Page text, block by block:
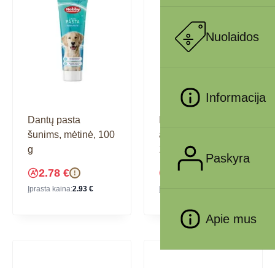
Nuolaidos
Informacija
Paskyra
Apie mus
Dantų pasta
šunims, mėtinė, 100
g
2.78 € !
Įprasta kaina:2.93 €
akvariumui Koralas,
12x10x12 cm
12.57 €